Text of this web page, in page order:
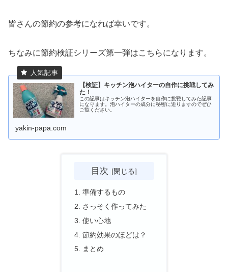
皆さんの節約の参考になれば幸いです。
ちなみに節約検証シリーズ第一弾はこちらになります。
【検証】キッチン泡ハイターの自作に挑戦してみ
た！
この記事はキッチン泡ハイターを自作に挑戦してみた記事
になります。泡ハイターの成分に秘密に迫りますのでぜひ
ご覧ください。
yakin-papa.com
目次
準備するもの
さっそく作ってみた
使い心地
節約効果のほどは？
まとめ